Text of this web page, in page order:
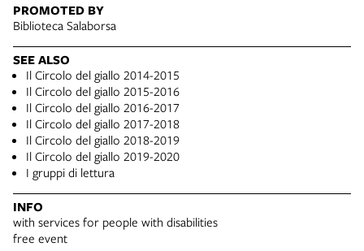
PROMOTED BY
Biblioteca Salaborsa
SEE ALSO
Il Circolo del giallo 2014-2015
Il Circolo del giallo 2015-2016
Il Circolo del giallo 2016-2017
Il Circolo del giallo 2017-2018
Il Circolo del giallo 2018-2019
Il Circolo del giallo 2019-2020
I gruppi di lettura
INFO
with services for people with disabilities
free event